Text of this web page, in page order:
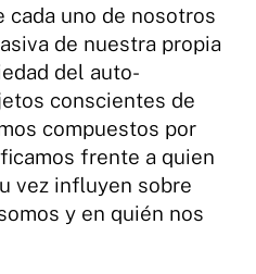
cada uno de nosotros
de nuestra propia
del auto-
conscientes de
compuestos por
frente a quien
vez influyen sobre
y en quién nos